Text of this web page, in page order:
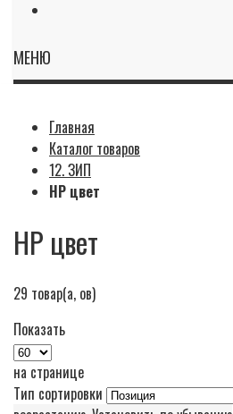
МЕНЮ
Главная
Каталог товаров
12. ЗИП
HP цвет
HP цвет
29 товар(а, ов)
Показать
на странице
Тип сортировки